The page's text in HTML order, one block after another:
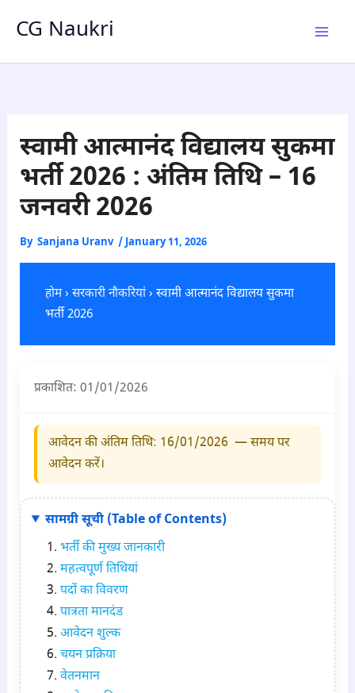
CG Naukri
स्वामी आत्मानंद विद्यालय सुकमा
भर्ती 2026 : अंतिम तिथि – 16
जनवरी 2026
By Sanjana Uranv / January 11, 2026
होम› सरकारी नौकरियां› स्वामी आत्मानंद विद्यालय सुकमा
भर्ती 2026
प्रकाशित: 01/01/2026
आवेदन की अंतिम तिथि: 16/01/2026 — समय पर
आवेदन करें।
सामग्री सूची (Table of Contents)
भर्ती की मुख्य जानकारी
महत्वपूर्ण तिथियां
पदों का विवरण
पात्रता मानदंड
आवेदन शुल्क
चयन प्रक्रिया
वेतनमान